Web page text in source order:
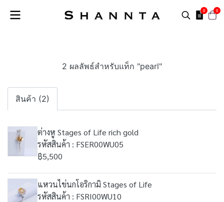
0 0
2 ผลลัพธ์สำหรับแท็ก "pearl"
สินค้า (2)
ต่างหู Stages of Life rich gold
รหัสสินค้า : FSER00WU05
฿5,500
แหวนไข่นกโอริกามิ Stages of Life
รหัสสินค้า : FSRI00WU10